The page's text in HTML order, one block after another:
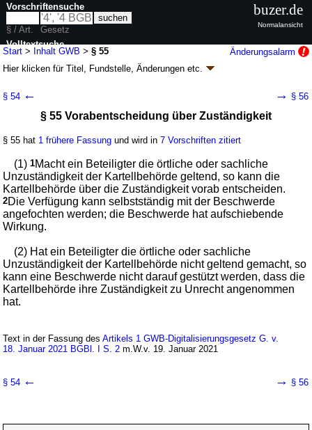
Start > Inhalt GWB >§ 55
Änderungsalarm
Hier klicken fürTitel, Fundstelle, Änderungen etc.
Wettbewerbsbeschränkungen (GWB)
neugefasst durch B. v. 26.06.2013BGBl. I S. 1750, 3245; zuletzt geändert
Geltung ab 01.01.1999; FNA: 703-5 Kartellrecht
wird in 491 Vorschriften zitiert
Teil 3 Verfahren
Kapitel 1 Verwaltungssachen
Abschnitt 1 Verfahren vor den Kartellbehörden
§ 54 ← → § 56
§ 55 Vorabentscheidung über Zuständigkeit
§ 55 hat 1 frühere Fassung und wird in7 Vorschriften zitiert
(1)1Macht ein Beteiligter die örtliche oder sachliche
Unzuständigkeit der Kartellbehörde geltend, so kann die
Kartellbehörde über die Zuständigkeit vorab entscheiden.
2Die Verfügung kann selbstständig mit der Beschwerde
angefochten werden; die Beschwerde hat aufschiebende
Wirkung.
(2) Hat ein Beteiligter die örtliche oder sachliche
Unzuständigkeit der Kartellbehörde nicht geltend gemacht, so
kann eine Beschwerde nicht darauf gestützt werden, dass die
Kartellbehörde ihre Zuständigkeit zu Unrecht angenommen
hat.
Text in der Fassung desArtikels 1 GWB-Digitalisierungsgesetz G. v.
18. Januar 2021 BGBl. I S. 2 m.W.v. 19. Januar 2021
§ 54 ← → § 56
Vorschriftensuche
§ / Art.
Gesetz
Volltextsuche
nur in GWB
buzer.de
Normalansicht